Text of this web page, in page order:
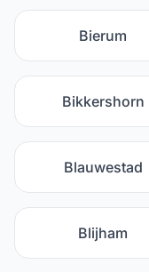
Bierum
Bikkershorn
Blauwestad
Blijham